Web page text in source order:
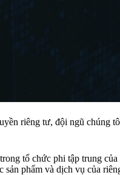
riêng tư, đội ngũ chúng
tổ chức phi tập trung
sản phẩm và dịch vụ của